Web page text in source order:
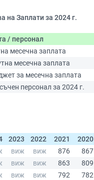
на Заплати за 2024 г.
/ персонал
месечна заплата
месечна заплата
за месечна заплата
персонал за 2024 г.
2023 2022 2021 2020